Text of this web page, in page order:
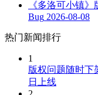
《多洛可小镇
Bug 2026-08-08
热门新闻排行
1
版权问题随时下
日上线